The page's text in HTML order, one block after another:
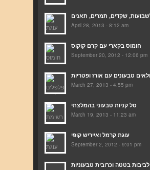
April 28, 2013 - 8:12 am
חומוס בקארי עם קרם קוקוס
September 20, 2012 - 12:06 pm
March 27, 2013 - 4:55 pm
סל קניות טבעוני בהמלצתי
March 19, 2013 - 11:23 am
עוגת קרמל ואייריש קופי
September 2, 2012 - 9:01 pm
לביבות בטטה וכרובית טבעוניות